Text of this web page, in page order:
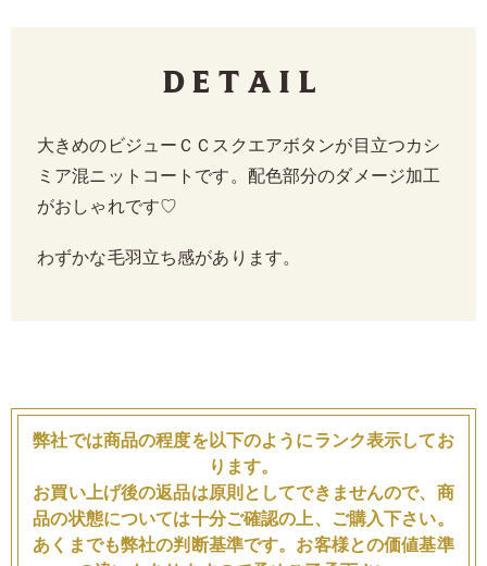
Detail
大きめのビジューＣＣスクエアボタンが目立つカシ
ミア混ニットコートです。配色部分のダメージ加工
がおしゃれです♡
わずかな毛羽立ち感があります。
弊社では商品の程度を以下のようにランク表示してお
ります。
お買い上げ後の返品は原則としてできませんので、商
品の状態については十分ご確認の上、ご購入下さい。
あくまでも弊社の判断基準です。お客様との価値基準